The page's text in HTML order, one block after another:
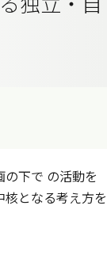
下で の活動を
となる考え方を